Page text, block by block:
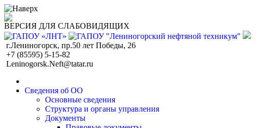
ВЕРСИЯ ДЛЯ СЛАБОВИДЯЩИХ
г.Лениногорск, пр.50 лет Победы, 26
+7 (85595) 5-15-82
Leninogorsk.Neft@tatar.ru
Сведения об ОО
Основные сведения
Структура и органы управления
Документы